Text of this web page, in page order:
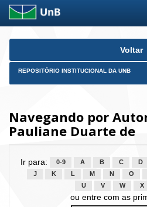
Skip
Voltar
REPOSITÓRIO INSTITUCIONAL DA UNB
Navegando por
Pauliane Duarte de
Ir para: 0-9 A B C D
J
K L M N O
U
V W X
ou entre com as